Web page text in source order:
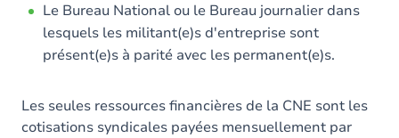
Le Bureau National ou le Bureau journalier dans
lesquels les militant(e)s d'entreprise sont
présent(e)s à parité avec les permanent(e)s.
Les seules ressources financières de la CNE sont les
cotisations syndicales payées mensuellement par